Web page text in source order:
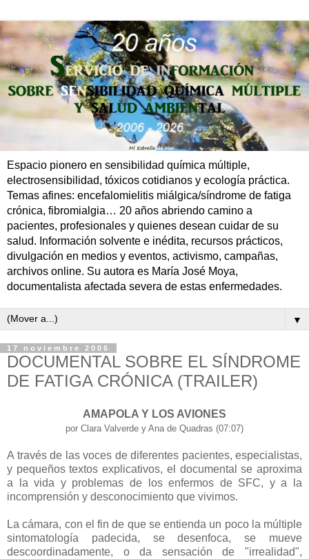
Espacio pionero en sensibilidad química múltiple,
electrosensibilidad, tóxicos cotidianos y ecología práctica.
Temas afines: encefalomielitis miálgica/síndrome de fatiga
crónica, fibromialgia… 20 años abriendo camino a
pacientes, profesionales y quienes desean cuidar de su
salud. Información solvente e inédita, recursos prácticos,
divulgación en medios y eventos, activismo, campañas,
archivos online. Su autora es María José Moya,
documentalista afectada severa de estas enfermedades.
▼
17 noviembre 2006
DOCUMENTAL SOBRE EL SÍNDROME
DE FATIGA CRÓNICA (TRAILER)
AMAPOLA Y LOS AVIONES
por Clara Valverde y Ana de Quadras (07:07)
A través de las voces de diferentes pacientes, especialistas,
y pequeños textos explicativos, el documental se aproxima
a la vida y problemas de los enfermos de SFC, y a la
incomprensión y desconocimiento que vivimos.
La cámara, con el fin de que se entienda un poco la múltiple
sintomatología padecida, se desenfoca, se mueve
descoordinadamente, o da sensación de "irrealidad",